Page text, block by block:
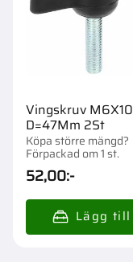
Vingskruv M6X10
D=47Mm 2St
Köpa större mängd?
Förpackad om 1 st.
52,00:-